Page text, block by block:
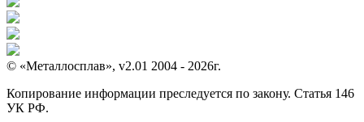
© «Металлосплав», v2.01 2004 - 2026г.
Копирование информации преследуется по закону. Статья 146
УК РФ.